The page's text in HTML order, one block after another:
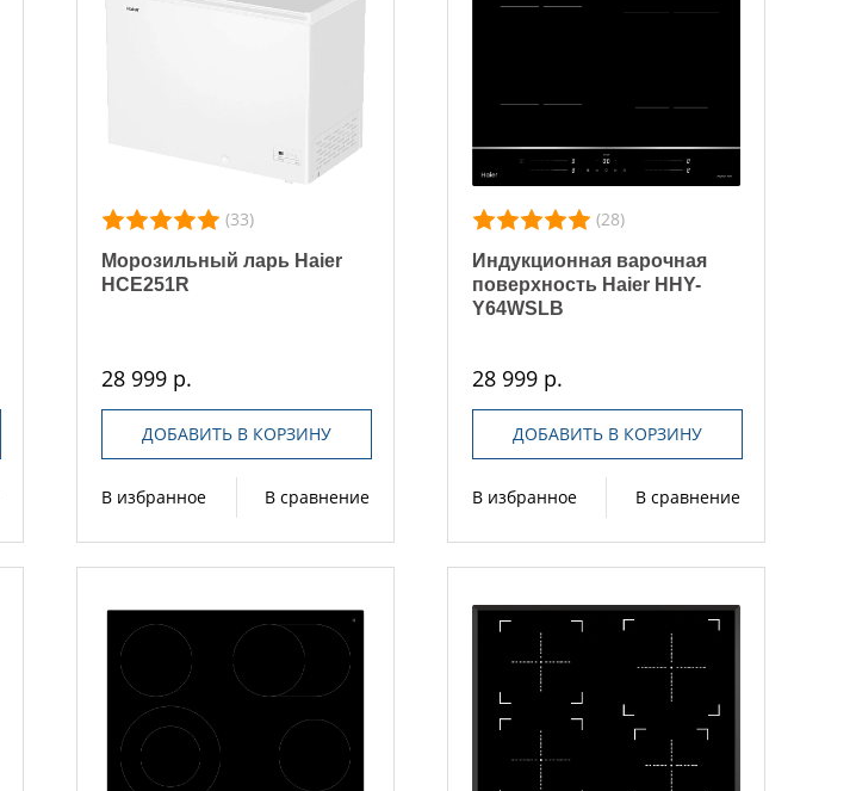
(33)
Морозильный ларь Haier
HCE251R
28 999 р.
ДОБАВИТЬ В КОРЗИНУ
В избранное В сравнение
(28)
Индукционная варочная
поверхность Haier HHY-
Y64WSLB
28 999 р.
ДОБАВИТЬ В КОРЗИНУ
В избранное В сравнение